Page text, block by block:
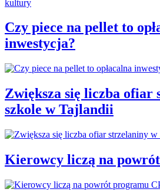
Czy piece na pellet to
inwestycja?
Zwiększa się liczba ofiar
szkole w Tajlandii
Kierowcy liczą na